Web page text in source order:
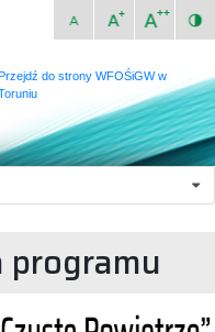
do strony WFOŚiGW w
programu